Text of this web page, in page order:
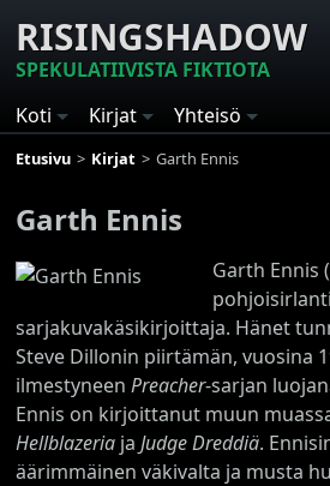
RISINGSHADOW
SPEKULATIIVISTA FIKTIOTA
Koti
Kirjat Yhteisö
Etusivu Kirjat Garth Ennis
Garth Ennis
Garth Ennis
sarjakuvakäsikirjoittaja. Hänet
Steve Dillonin piirtämän, vuosina
ilmestyneenPreacher-sarjan
Ennis on kirjoittanut muun
Hellblazeria jaJudge Dreddiä.
äärimmäinen väkivalta ja musta